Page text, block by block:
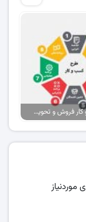
طرح کسب و کار فروش و تحویل پیتزا در ایران